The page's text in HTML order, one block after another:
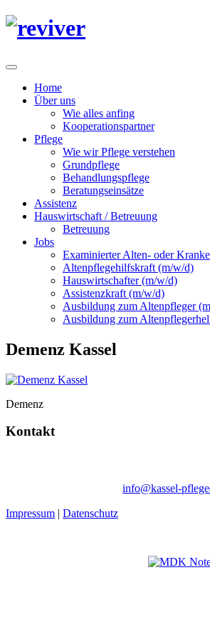
Home
Über uns
Wie alles anfing
Kooperationspartner
Pflege
Wie wir Pflege verstehen
Grundpflege
Behandlungspflege
Beratungseinsätze
Assistenz
Hauswirtschaft / Betreuung
Betreuung
Jobs
Examinierter Alten- oder
Altenpflegehilfskraft (m/w/d)
Hauswirtschafter (m/w/d)
Assistenzkraft (m/w/d)
Ausbildung zum Altenpfleger
Ausbildung zum
Demenz Kassel
Demenz
Kontakt
info@kassel-
Impressum | Datenschutz